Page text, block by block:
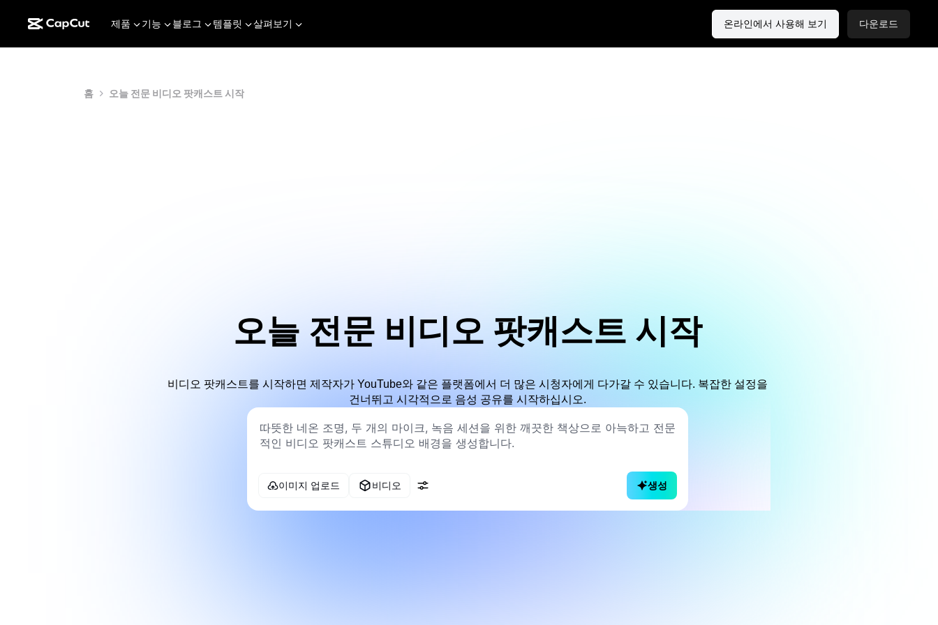
제품 기능 블로그 템플릿 살펴보기 온라인에서 사용해 보기 다운로드
홈 오늘 전문 비디오 팟캐스트 시작
오늘 전문 비디오 팟캐스트 시작
비디오 팟캐스트를 시작하면 제작자가 YouTube와 같은 플랫폼에서 더 많은 시청자에게 다가갈 수 있습니다. 복잡한 설정을
건너뛰고 시각적으로 음성 공유를 시작하십시오.
이미지 업로드 비디오 생성